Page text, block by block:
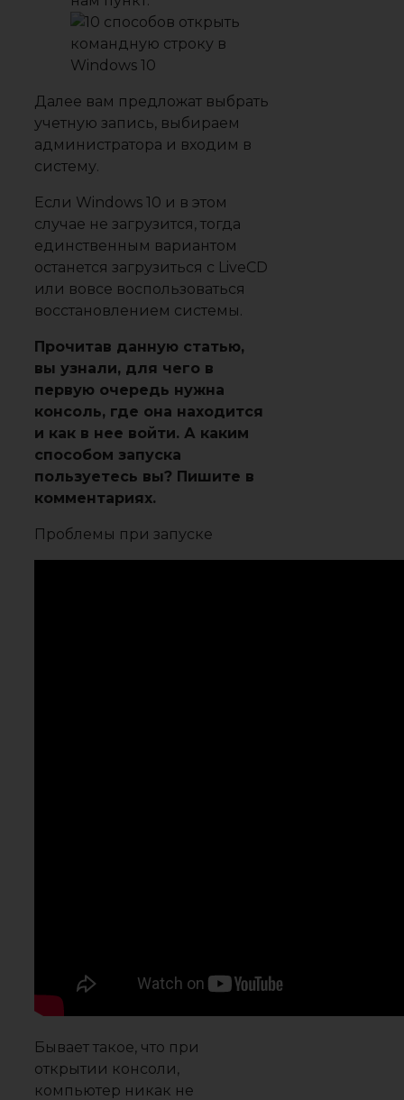
Далее вам предложат выбрать
учетную запись, выбираем
администратора и входим в
систему.
Если Windows 10 и в этом
случае не загрузится, тогда
единственным вариантом
останется загрузиться с LiveCD
или вовсе воспользоваться
восстановлением системы.
Прочитав данную статью,
вы узнали, для чего в
первую очередь нужна
консоль, где она находится
и как в нее войти. А каким
способом запуска
пользуетесь вы? Пишите в
комментариях.
Проблемы при запуске
Бывает такое, что при
открытии консоли,
компьютер никак не